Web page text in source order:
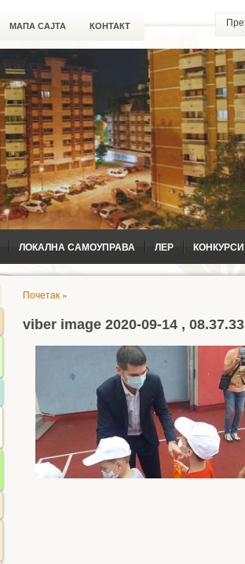
МАПА САЈТА КОНТАКТ
ЛОКАЛНА САМОУПРАВА ЛЕР КОНКУРСИ
Почетак »
viber image 2020-09-14 , 08.37.33